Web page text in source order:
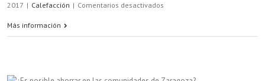
2017 | Calefacción | Comentarios desactivados
Más información